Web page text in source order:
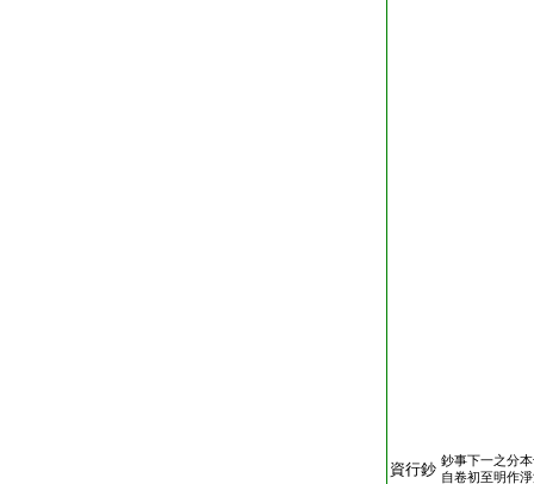
資行鈔 鈔事下一之分
自卷初至明作